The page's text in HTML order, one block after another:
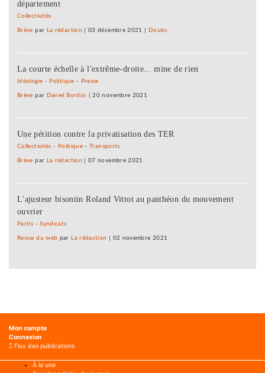
département
Collectivités
Brève par La rédaction |03 décembre 2021 Doubs
La courte échelle à l'extrême-droite... mine de rien
Idéologie - Politique - Presse
Brève par Daniel Bordür |20 novembre 2021
Une pétition contre la privatisation des TER
Collectivités - Politique -Transports
Brève par La rédaction |07 novembre 2021
L'ajusteur bisontin Roland Vittot au panthéon du mouvement
ouvrier
Partis -Syndicats
Revue du web par La rédaction 02 novembre 2021
Mon compte
Connexion
Flux des publications
À la une